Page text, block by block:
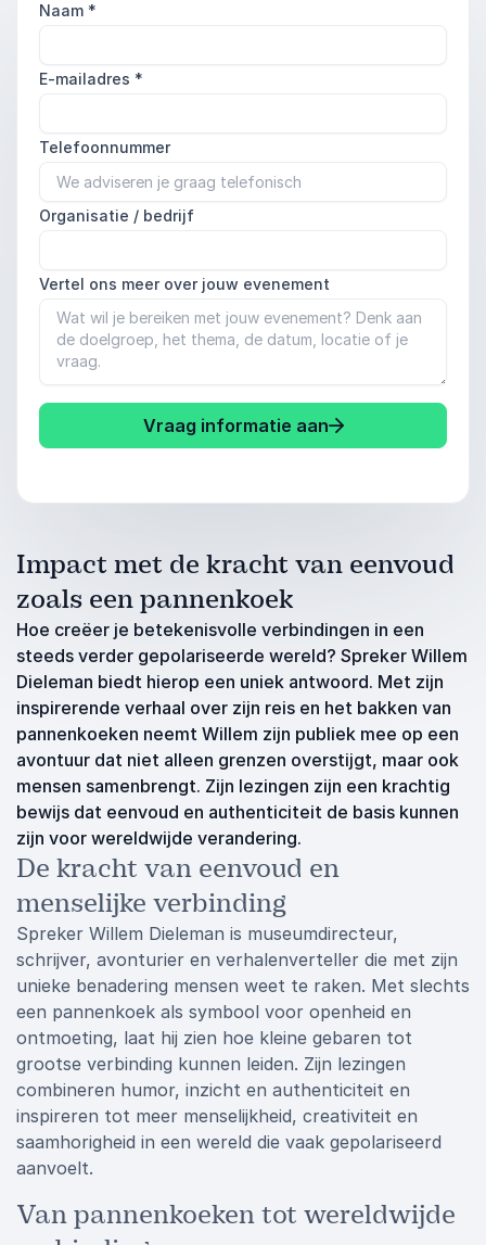
Naam *
E-mailadres *
Telefoonnummer
Organisatie / bedrijf
Vertel ons meer over jouw evenement
Vraag informatie aan
Impact met de kracht van eenvoud
zoals een pannenkoek
Hoe creëer je betekenisvolle verbindingen in een
steeds verder gepolariseerde wereld? Spreker Willem
Dieleman biedt hierop een uniek antwoord. Met zijn
inspirerende verhaal over zijn reis en het bakken van
pannenkoeken neemt Willem zijn publiek mee op een
avontuur dat niet alleen grenzen overstijgt, maar ook
mensen samenbrengt. Zijn lezingen zijn een krachtig
bewijs dat eenvoud en authenticiteit de basis kunnen
zijn voor wereldwijde verandering.
De kracht van eenvoud en
menselijke verbinding
Spreker Willem Dieleman is museumdirecteur,
schrijver, avonturier en verhalenverteller die met zijn
unieke benadering mensen weet te raken. Met slechts
een pannenkoek als symbool voor openheid en
ontmoeting, laat hij zien hoe kleine gebaren tot
grootse verbinding kunnen leiden. Zijn lezingen
combineren humor, inzicht en authenticiteit en
inspireren tot meer menselijkheid, creativiteit en
saamhorigheid in een wereld die vaak gepolariseerd
aanvoelt.
Van pannenkoeken tot wereldwijde